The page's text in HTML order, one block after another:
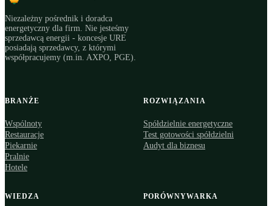
Niezależny pośrednik i doradca
energetyczny dla firm. Nie jesteśmy
sprzedawcą energii - koncesje URE
posiadają sprzedawcy, z którymi
współpracujemy (m.in. AXPO, PGE).
BRANŻE
Wspólnoty
Restauracje
Piekarnie
Pralnie
Hotele
ROZWIĄZANIA
Spółdzielnie energetyczne
Test gotowości spółdzielni
Audyt dla biznesu
WIEDZA PORÓWNYWARKA